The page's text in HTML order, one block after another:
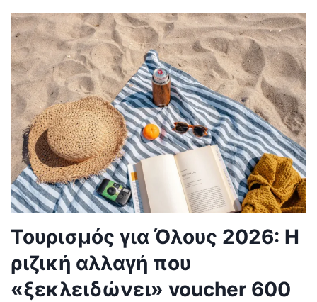
Τουρισμός για Όλους 2026: Η
ριζική αλλαγή που
«ξεκλειδώνει» voucher 600